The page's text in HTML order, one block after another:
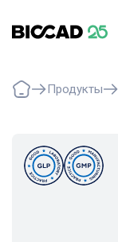
Продукты